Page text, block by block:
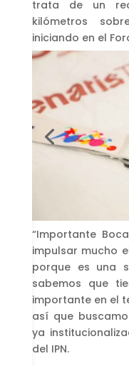
trata de un
kilómetros
iniciando en el
“Importante
impulsar mucho
porque es una
sabemos que
importante en el
así que
ya
del IPN.